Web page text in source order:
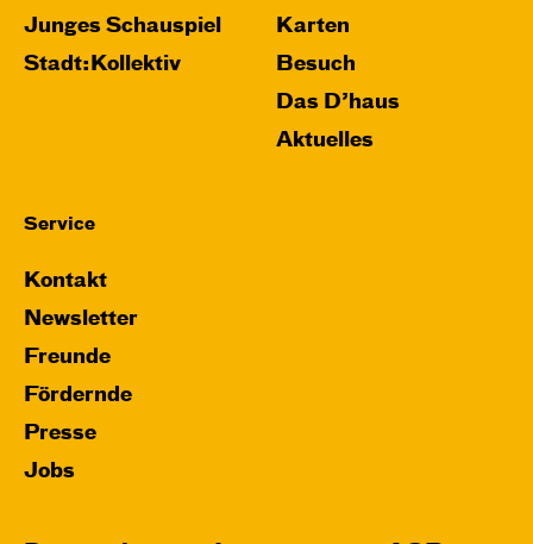
Junges Schauspiel
Stadt:Kollektiv
Karten
Besuch
Das D’haus
Aktuelles
Service
Kontakt
Newsletter
Freunde
Fördernde
Presse
Jobs